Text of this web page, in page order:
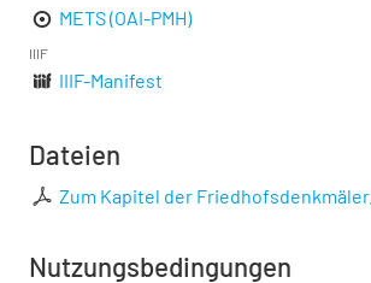
METS (OAI-PMH)
IIIF
IIIF-Manifest
Dateien
Zum Kapitel der Friedhofsdenkmäler.
Nutzungsbedingungen